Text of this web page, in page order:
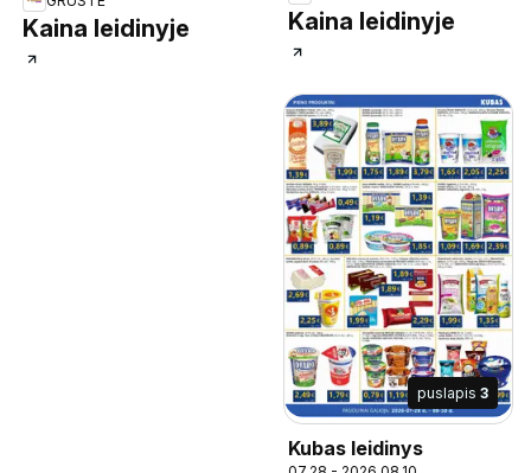
Kaina leidinyje Kaina leidinyje
puslapis 3
Kubas leidinys